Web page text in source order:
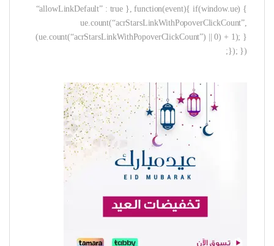
“allowLinkDefault” : true }, function(event){ if(window.ue) {
ue.count(“acrStarsLinkWithPopoverClickCount”,
(ue.count(“acrStarsLinkWithPopoverClickCount”) || 0) + 1); }
}); });